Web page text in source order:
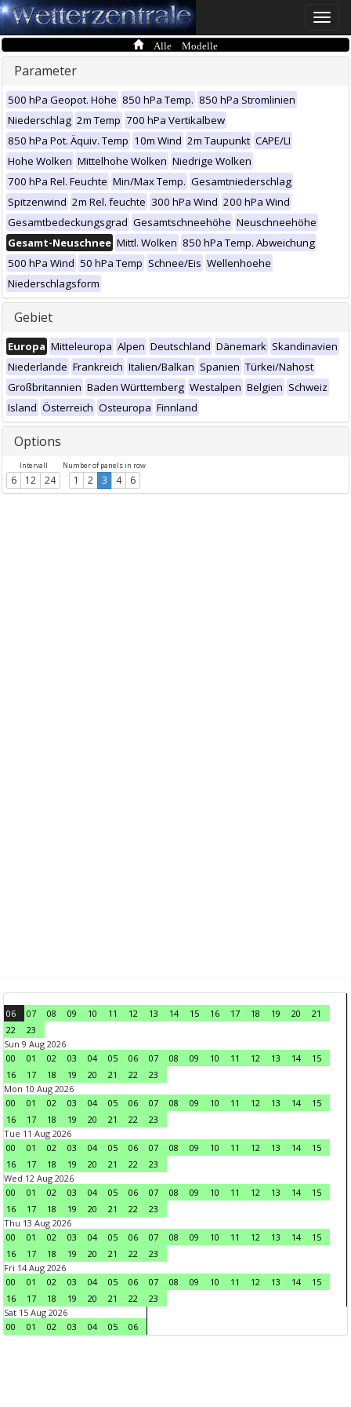
Toggle
Alle Modelle
Parameter
500 hPa Geopot. Höhe 850 hPa Temp. 850 hPa Stromlinien
Niederschlag 2m Temp 700 hPa Vertikalbew
850 hPa Pot. Äquiv. Temp 10m Wind 2m Taupunkt CAPE/LI
Hohe Wolken Mittelhohe Wolken Niedrige Wolken
700 hPa Rel. Feuchte Min/Max Temp. Gesamtniederschlag
Spitzenwind 2m Rel. feuchte 300 hPa Wind 200 hPa Wind
Gesamtbedeckungsgrad Gesamtschneehöhe Neuschneehöhe
Gesamt-Neuschnee Mittl. Wolken 850 hPa Temp. Abweichung
500 hPa Wind 50 hPa Temp Schnee/Eis Wellenhoehe
Niederschlagsform
Gebiet
Europa Mitteleuropa Alpen Deutschland Dänemark Skandinavien
Niederlande Frankreich Italien/Balkan Spanien Türkei/Nahost
Großbritannien Baden Württemberg Westalpen Belgien Schweiz
Island Österreich Osteuropa Finnland
Options
Intervall
6 12 24
Number of panels in row
1 2 3 4 6
06 07 08 09 10 11 12 13 14 15 16 17 18 19 20
21
22
23
Sun 9 Aug 2026
00
01 02 03 04 05 06 07 08 09 10 11 12 13 14
15
16
17 18 19 20 21 22
23
Mon 10 Aug 2026
00
01 02 03 04 05 06 07 08 09 10 11 12 13 14
15
16
17 18 19 20 21 22
23
Tue 11 Aug 2026
00
01 02 03 04 05 06 07 08 09 10 11 12 13 14
15
16
17 18 19 20 21 22
23
Wed 12 Aug 2026
00
01 02 03 04 05 06 07 08 09 10 11 12 13 14
15
16
17 18 19 20 21 22
23
Thu 13 Aug 2026
00
01 02 03 04 05 06 07 08 09 10 11 12 13 14
15
16
17 18 19 20 21 22
23
Fri 14 Aug 2026
00
01 02 03 04 05 06 07 08 09 10 11 12 13 14
15
16
17 18 19 20 21 22
23
Sat 15 Aug 2026
00
01 02 03 04 05 06